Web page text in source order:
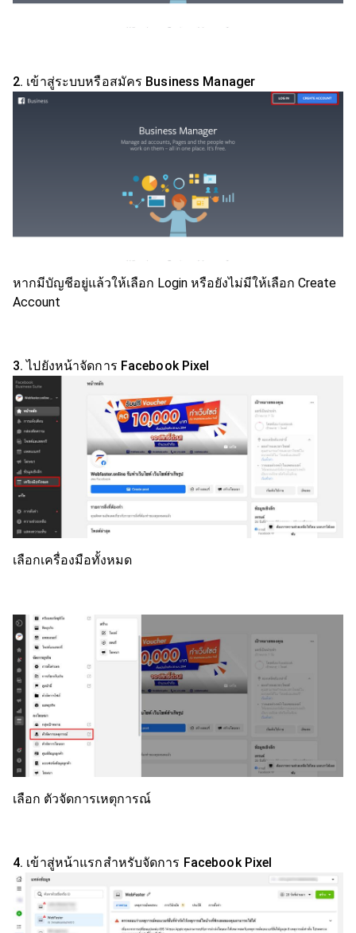
2. เข้าสู่ระบบหรือสมัคร Business Manager
หากมีบัญชีอยู่แล้วให้เลือก Login หรือยังไม่มีให้เลือก Create
Account
3. ไปยังหน้าจัดการ Facebook Pixel
เลือกเครื่องมือทั้งหมด
เลือก ตัวจัดการเหตุการณ์
4. เข้าสู่หน้าแรกสำหรับจัดการ Facebook Pixel